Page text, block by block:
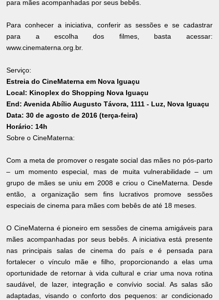
para mães acompanhadas por seus bebês.
Para conhecer a iniciativa, conferir as sessões e se cadastrar
para a escolha dos filmes, basta acessar:
www.cinematerna.org.br.
Serviço:
Estreia do CineMaterna em Nova Iguaçu
Local: Kinoplex do Shopping Nova Iguaçu
End: Avenida Abílio Augusto Távora, 1111 - Luz, Nova Iguaçu
Data: 30 de agosto de 2016 (terça-feira)
Horário: 14h
Sobre o CineMaterna:
Com a meta de promover o resgate social das mães no pós-parto
– um momento especial, mas de muita vulnerabilidade – um
grupo de mães se uniu em 2008 e criou o CineMaterna. Desde
então, a organização sem fins lucrativos promove sessões
especiais de cinema para mães com bebês de até 18 meses.
O CineMaterna é pioneiro em sessões de cinema amigáveis para
mães acompanhadas por seus bebês. A iniciativa está presente
nas principais salas de cinema do país e é pensada para
fortalecer o vínculo mãe e filho, proporcionando a elas uma
oportunidade de retornar à vida cultural e criar uma nova rotina
saudável, de lazer, integração e convívio social. As salas são
adaptadas, visando o conforto dos pequenos: ar condicionado